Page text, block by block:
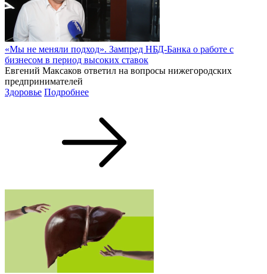
«Мы не меняли подход». Зампред НБД-Банка о работе с
бизнесом в период высоких ставок
Евгений Максаков ответил на вопросы нижегородских
предпринимателей
Здоровье Подробнее